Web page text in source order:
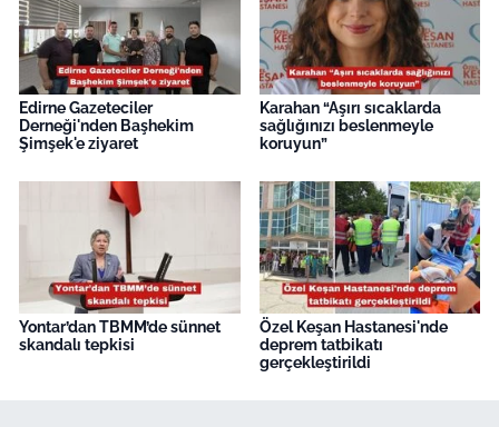
Edirne Gazeteciler
Derneği'nden Başhekim
Şimşek'e ziyaret
Karahan “Aşırı sıcaklarda
sağlığınızı beslenmeyle
koruyun”
Yontar’dan TBMM’de sünnet
skandalı tepkisi
Özel Keşan Hastanesi'nde
deprem tatbikatı
gerçekleştirildi